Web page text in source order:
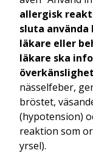
allergisk
sluta
läkare eller
läkare ska
nässelfeber,
bröstet,
(hypotension)
reaktion som
yrsel).